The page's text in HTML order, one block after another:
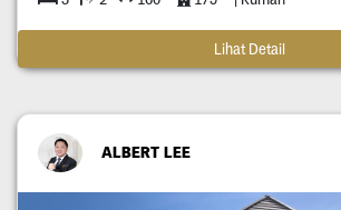
Lihat Detail
ALBERT LEE